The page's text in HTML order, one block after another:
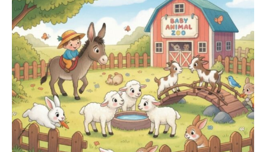
TRENUTNO OTVORENO
Mali ZOO
01.04.2026.
slatina.net